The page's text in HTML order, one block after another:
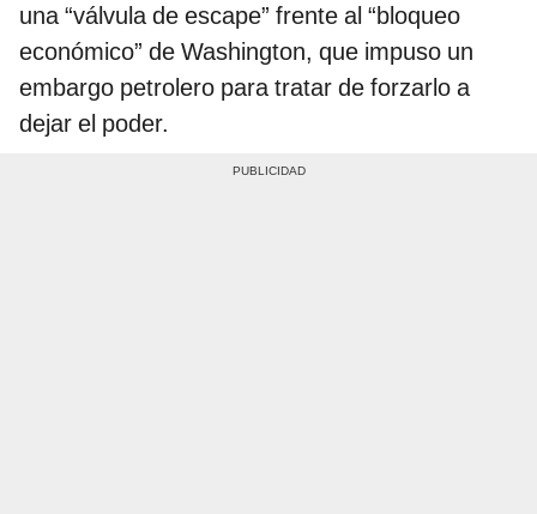
una “válvula de escape” frente al “bloqueo
económico” de Washington, que impuso un
embargo petrolero para tratar de forzarlo a
dejar el poder.